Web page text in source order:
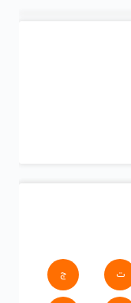
ت ج